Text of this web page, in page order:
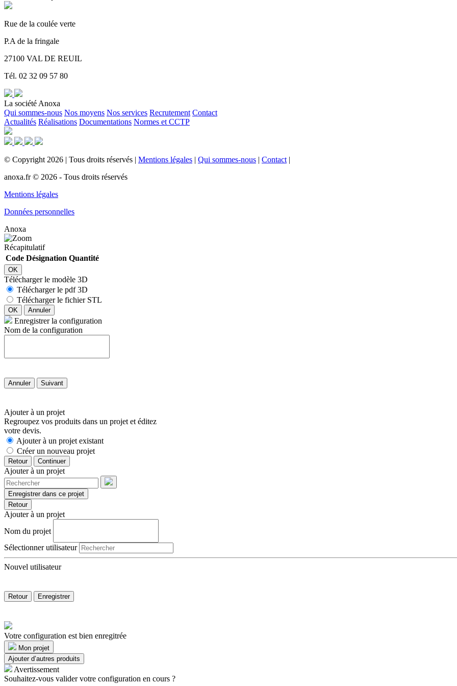
Rue de la coulée verte
P.A de la fringale
27100 VAL DE REUIL
Tél. 02 32 09 57 80
La société Anoxa
Qui sommes-nous Nos moyens Nos services Recrutement Contact
Actualités Réalisations Documentations Normes et CCTP
© Copyright 2026 | Tous droits réservés | Mentions légales | Qui sommes-nous | Contact |
anoxa.fr © 2026 - Tous droits réservés
Mentions légales
Données personnelles
Anoxa
Récapitulatif
Code Désignation Quantité
OK
Télécharger le modèle 3D
Télécharger le pdf 3D
Télécharger le fichier STL
OK Annuler
Enregistrer la configuration
Nom de la configuration
Annuler Suivant
Ajouter à un projet
Regroupez vos produits dans un projet et éditez
votre devis.
Ajouter à un projet existant
Créer un nouveau projet
Retour Continuer
Ajouter à un projet
Enregistrer dans ce projet
Retour
Ajouter à un projet
Nom du projet
Sélectionner utilisateur
Nouvel utilisateur
Retour Enregistrer
Votre configuration est bien enregitrée
Mon projet
Ajouter d’autres produits
Avertissement
Souhaitez-vous valider votre configuration en cours ?